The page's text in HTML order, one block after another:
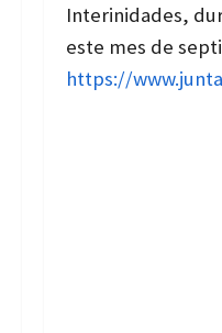
Interinidades,
este mes de
https://